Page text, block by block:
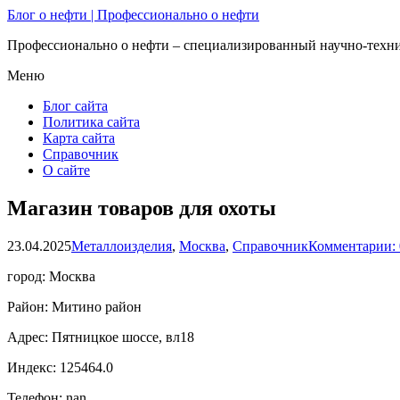
Блог о нефти | Профессионально о нефти
Профессионально о нефти – специализированный научно-
Меню
Блог сайта
Политика сайта
Карта сайта
Справочник
О сайте
Магазин товаров для охоты
23.04.2025Металлоизделия, Москва, СправочникКомментарии:
город: Москва
Район: Митино район
Адрес: Пятницкое шоссе, вл18
Индекс: 125464.0